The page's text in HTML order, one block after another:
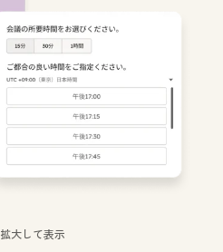
拡大して表示